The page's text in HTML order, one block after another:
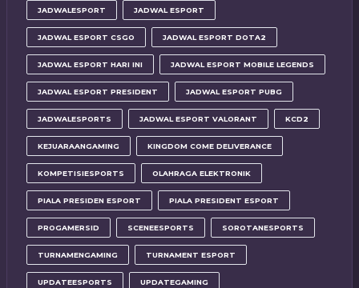
JADWALESPORT JADWAL ESPORT
JADWAL ESPORT CSGO JADWAL ESPORT DOTA2
JADWAL ESPORT HARI INI JADWAL ESPORT MOBILE LEGENDS
JADWAL ESPORT PRESIDENT JADWAL ESPORT PUBG
JADWALESPORTS JADWAL ESPORT VALORANT KCD2
KEJUARAANGAMING KINGDOM COME DELIVERANCE
KOMPETISIESPORTS OLAHRAGA ELEKTRONIK
PIALA PRESIDEN ESPORT PIALA PRESIDENT ESPORT
PROGAMERSID SCENEESPORTS SOROTANESPORTS
TURNAMENGAMING TURNAMENT ESPORT
UPDATEESPORTS UPDATEGAMING